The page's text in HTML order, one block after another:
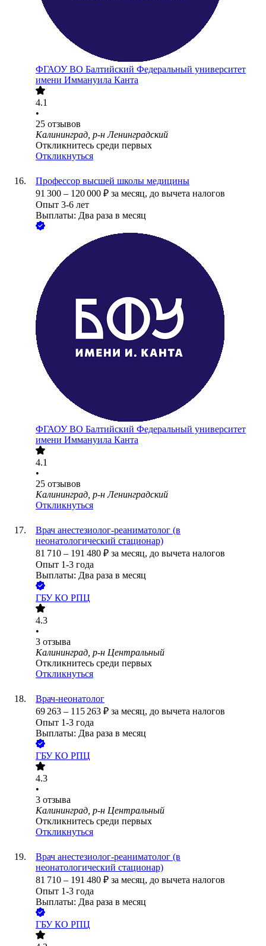
ФГАОУ ВО Балтийский Федеральный университет
имени Иммануила Канта
4.1
•
25 отзывов
Калининград, р-н Ленинградский
Откликнитесь среди первых
Откликнуться
Профессор высшей школы медицины
91 300 – 120 000 ₽ за месяц, до вычета налогов
Опыт 3-6 лет
Выплаты: Два раза в месяц
ФГАОУ ВО Балтийский Федеральный университет
имени Иммануила Канта
4.1
•
25 отзывов
Калининград, р-н Ленинградский
Откликнуться
Врач анестезиолог-реаниматолог (в
неонатологический стационар)
81 710 – 191 480 ₽ за месяц, до вычета налогов
Опыт 1-3 года
Выплаты: Два раза в месяц
ГБУ КО РПЦ
4.3
•
3 отзыва
Калининград, р-н Центральный
Откликнитесь среди первых
Откликнуться
Врач-неонатолог
69 263 – 115 263 ₽ за месяц, до вычета налогов
Опыт 1-3 года
Выплаты: Два раза в месяц
ГБУ КО РПЦ
4.3
•
3 отзыва
Калининград, р-н Центральный
Откликнитесь среди первых
Откликнуться
Врач анестезиолог-реаниматолог (в
неонатологический стационар)
81 710 – 191 480 ₽ за месяц, до вычета налогов
Опыт 1-3 года
Выплаты: Два раза в месяц
ГБУ КО РПЦ